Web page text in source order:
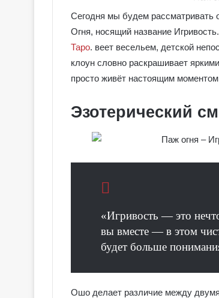
Сегодня мы будем
Огня, носящий название
Таро. веет весельем, детской
клоун словно раскрашивает
просто живёт настоящим
Эзотерический
«Игривость — это
вы вместе — в этом
будет больше
Ошо делает различие между